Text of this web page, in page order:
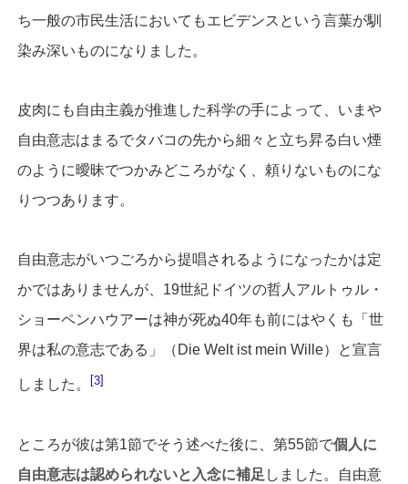
ち一般の市民生活においてもエビデンスという言葉が馴
染み深いものになりました。
皮肉にも自由主義が推進した科学の手によって、いまや
自由意志はまるでタバコの先から細々と立ち昇る白い煙
のように曖昧でつかみどころがなく、頼りないものにな
りつつあります。
自由意志がいつごろから提唱されるようになったかは定
かではありませんが、19世紀ドイツの哲人アルトゥル・
ショーペンハウアーは神が死ぬ40年も前にはやくも「世
界は私の意志である」（Die Welt ist mein Wille）と宣言
しました。 3
ところが彼は第1節でそう述べた後に、第55節で個人に
自由意志は認められないと入念に補足 しました。自由意